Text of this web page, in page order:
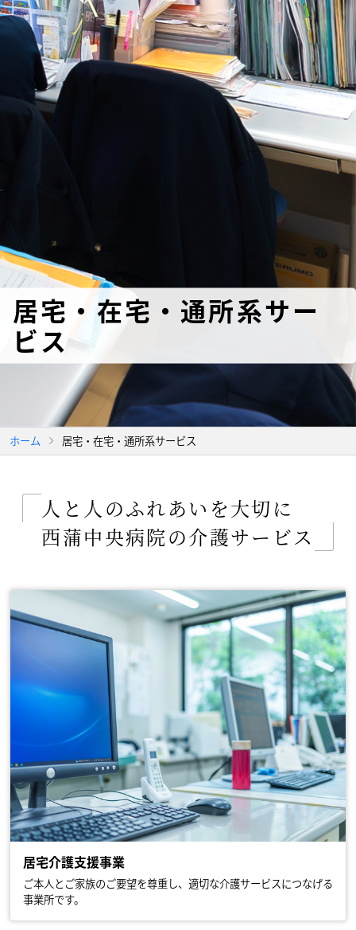
居宅・在宅・通所系サー
ビス
ホーム 居宅・在宅・通所系サービス
人と人のふれあいを大切に
西蒲中央病院の介護サービス
居宅介護支援事業
ご本人とご家族のご要望を尊重し、適切な介護サービスにつなげる
事業所です。